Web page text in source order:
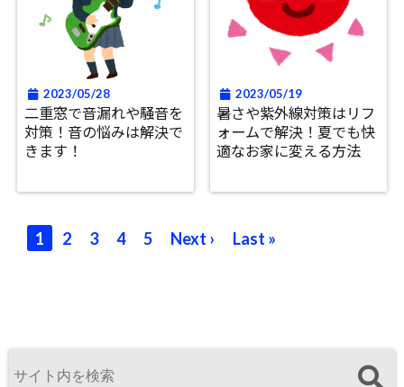
2023/05/28
二重窓で音漏れや騒音を
対策！音の悩みは解決で
きます！
2023/05/19
暑さや紫外線対策はリフ
ォームで解決！夏でも快
適なお家に変える方法
1 2 3 4 5 Next › Last »